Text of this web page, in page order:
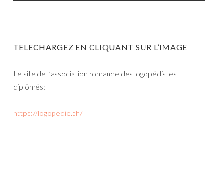
TELECHARGEZ EN CLIQUANT SUR L’IMAGE
Le site de l’association romande des logopédistes
diplômés:
https://logopedie.ch/